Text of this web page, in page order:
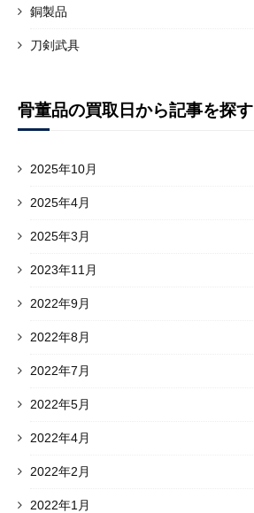
銅製品
刀剣武具
骨董品の買取日から記事を探す
2025年10月
2025年4月
2025年3月
2023年11月
2022年9月
2022年8月
2022年7月
2022年5月
2022年4月
2022年2月
2022年1月